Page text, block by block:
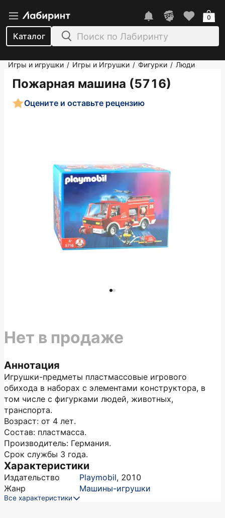
Каталог
0
Игры и игрушки / Игры и Игрушки / Фигурки / Люди
Пожарная машина (5716)
Оцените и оставьте рецензию
Аннотация
Игрушки-предметы пластмассовые игрового
обихода в наборах с элементами конструктора, в
том числе с фигурками людей, животных,
транспорта.
Возраст: от 4 лет.
Состав: пластмасса.
Производитель: Германия.
Срок службы 3 года.
Характеристики
Издательство Playmobil, 2010
Жанр
Машины-игрушки
Все характеристики
Нет в продаже